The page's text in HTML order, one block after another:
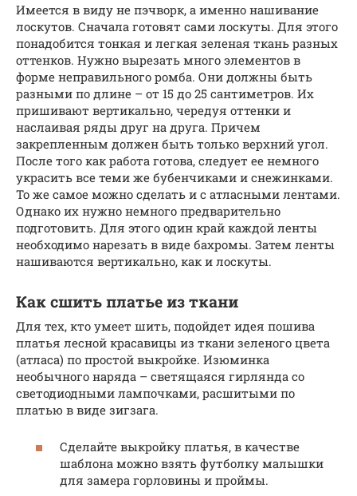
Имеется в виду не пэчворк, а именно нашивание
лоскутов. Сначала готовят сами лоскуты. Для этого
понадобится тонкая и легкая зеленая ткань разных
оттенков. Нужно вырезать много элементов в
форме неправильного ромба. Они должны быть
разными по длине – от 15 до 25 сантиметров. Их
пришивают вертикально, чередуя оттенки и
наслаивая ряды друг на друга. Причем
закрепленным должен быть только верхний угол.
После того как работа готова, следует ее немного
украсить все теми же бубенчиками и снежинками.
То же самое можно сделать и с атласными лентами.
Однако их нужно немного предварительно
подготовить. Для этого один край каждой ленты
необходимо нарезать в виде бахромы. Затем ленты
нашиваются вертикально, как и лоскуты.
Как сшить платье из ткани
Для тех, кто умеет шить, подойдет идея пошива
платья лесной красавицы из ткани зеленого цвета
(атласа) по простой выкройке. Изюминка
необычного наряда – светящаяся гирлянда со
светодиодными лампочками, расшитыми по
платью в виде зигзага.
Сделайте выкройку платья, в качестве
шаблона можно взять футболку малышки
для замера горловины и проймы.